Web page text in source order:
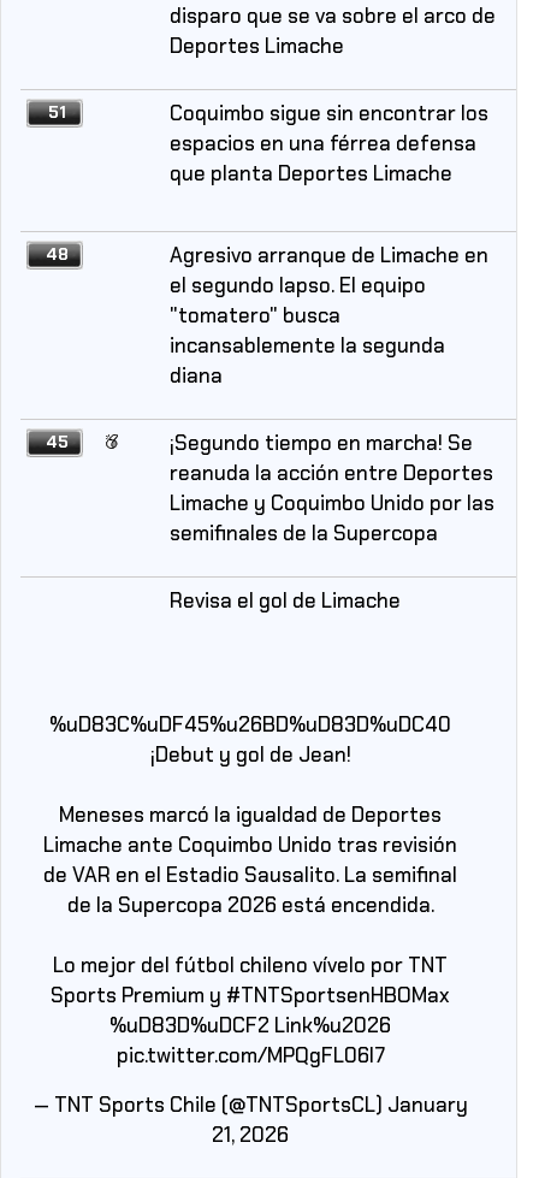
disparo que se va sobre el arco de
Deportes Limache
51
Coquimbo sigue sin encontrar los
espacios en una férrea defensa
que planta Deportes Limache
48
Agresivo arranque de Limache en
el segundo lapso. El equipo
"tomatero" busca
incansablemente la segunda
diana
45
¡Segundo tiempo en marcha! Se
reanuda la acción entre Deportes
Limache y Coquimbo Unido por las
semifinales de la Supercopa
Revisa el gol de Limache
%uD83C%uDF45%u26BD%uD83D%uDC40
¡Debut y gol de Jean!
Meneses marcó la igualdad de Deportes
Limache ante Coquimbo Unido tras revisión
de VAR en el Estadio Sausalito. La semifinal
de la Supercopa 2026 está encendida.
Lo mejor del fútbol chileno vívelo por TNT
Sports Premium y #TNTSportsenHBOMax
%uD83D%uDCF2 Link%u2026
pic.twitter.com/MPQgFL06l7
— TNT Sports Chile (@TNTSportsCL) January
21, 2026